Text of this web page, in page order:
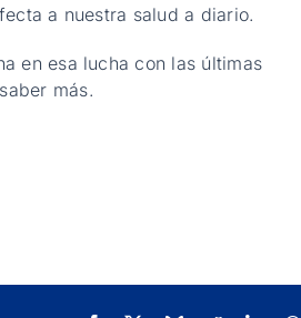
a nuestra salud a diario.
en esa lucha con las últimas
más.